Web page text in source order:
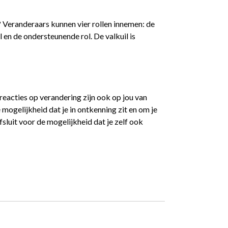
kunnen vier rollen innemen: de
de ondersteunende rol. De valkuil is
op verandering zijn ook op jou van
dat je in ontkenning zit en om je
voor de mogelijkheid dat je zelf ook